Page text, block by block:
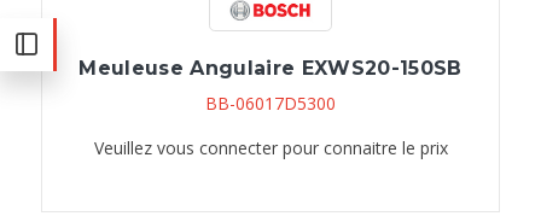
Meuleuse Angulaire EXWS20-150SB
BB-06017D5300
Veuillez vous connecter pour connaitre le prix